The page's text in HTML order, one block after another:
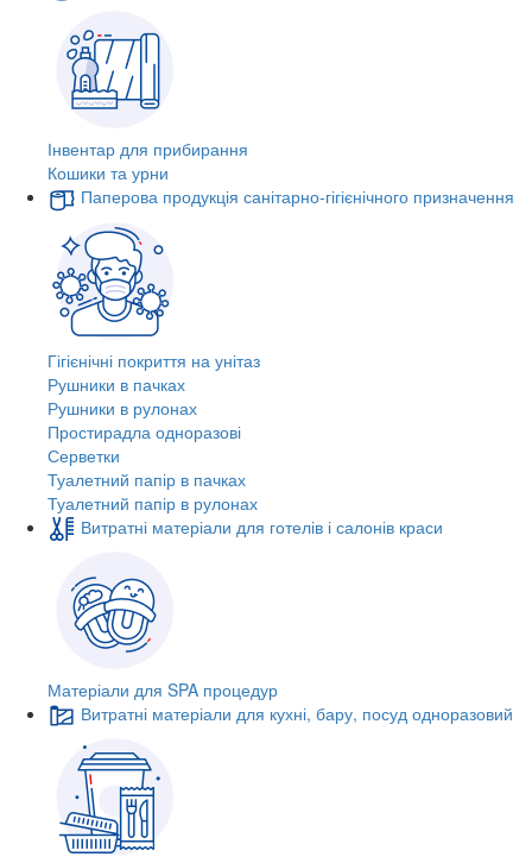
Інвентар для прибирання
Кошики та урни
Паперова продукція санітарно-гігієнічного призначення
Гігієнічні покриття на унітаз
Рушники в пачках
Рушники в рулонах
Простирадла одноразові
Серветки
Туалетний папір в пачках
Туалетний папір в рулонах
Витратні матеріали для готелів і салонів краси
Матеріали для SPA процедур
Витратні матеріали для кухні, бару, посуд одноразовий